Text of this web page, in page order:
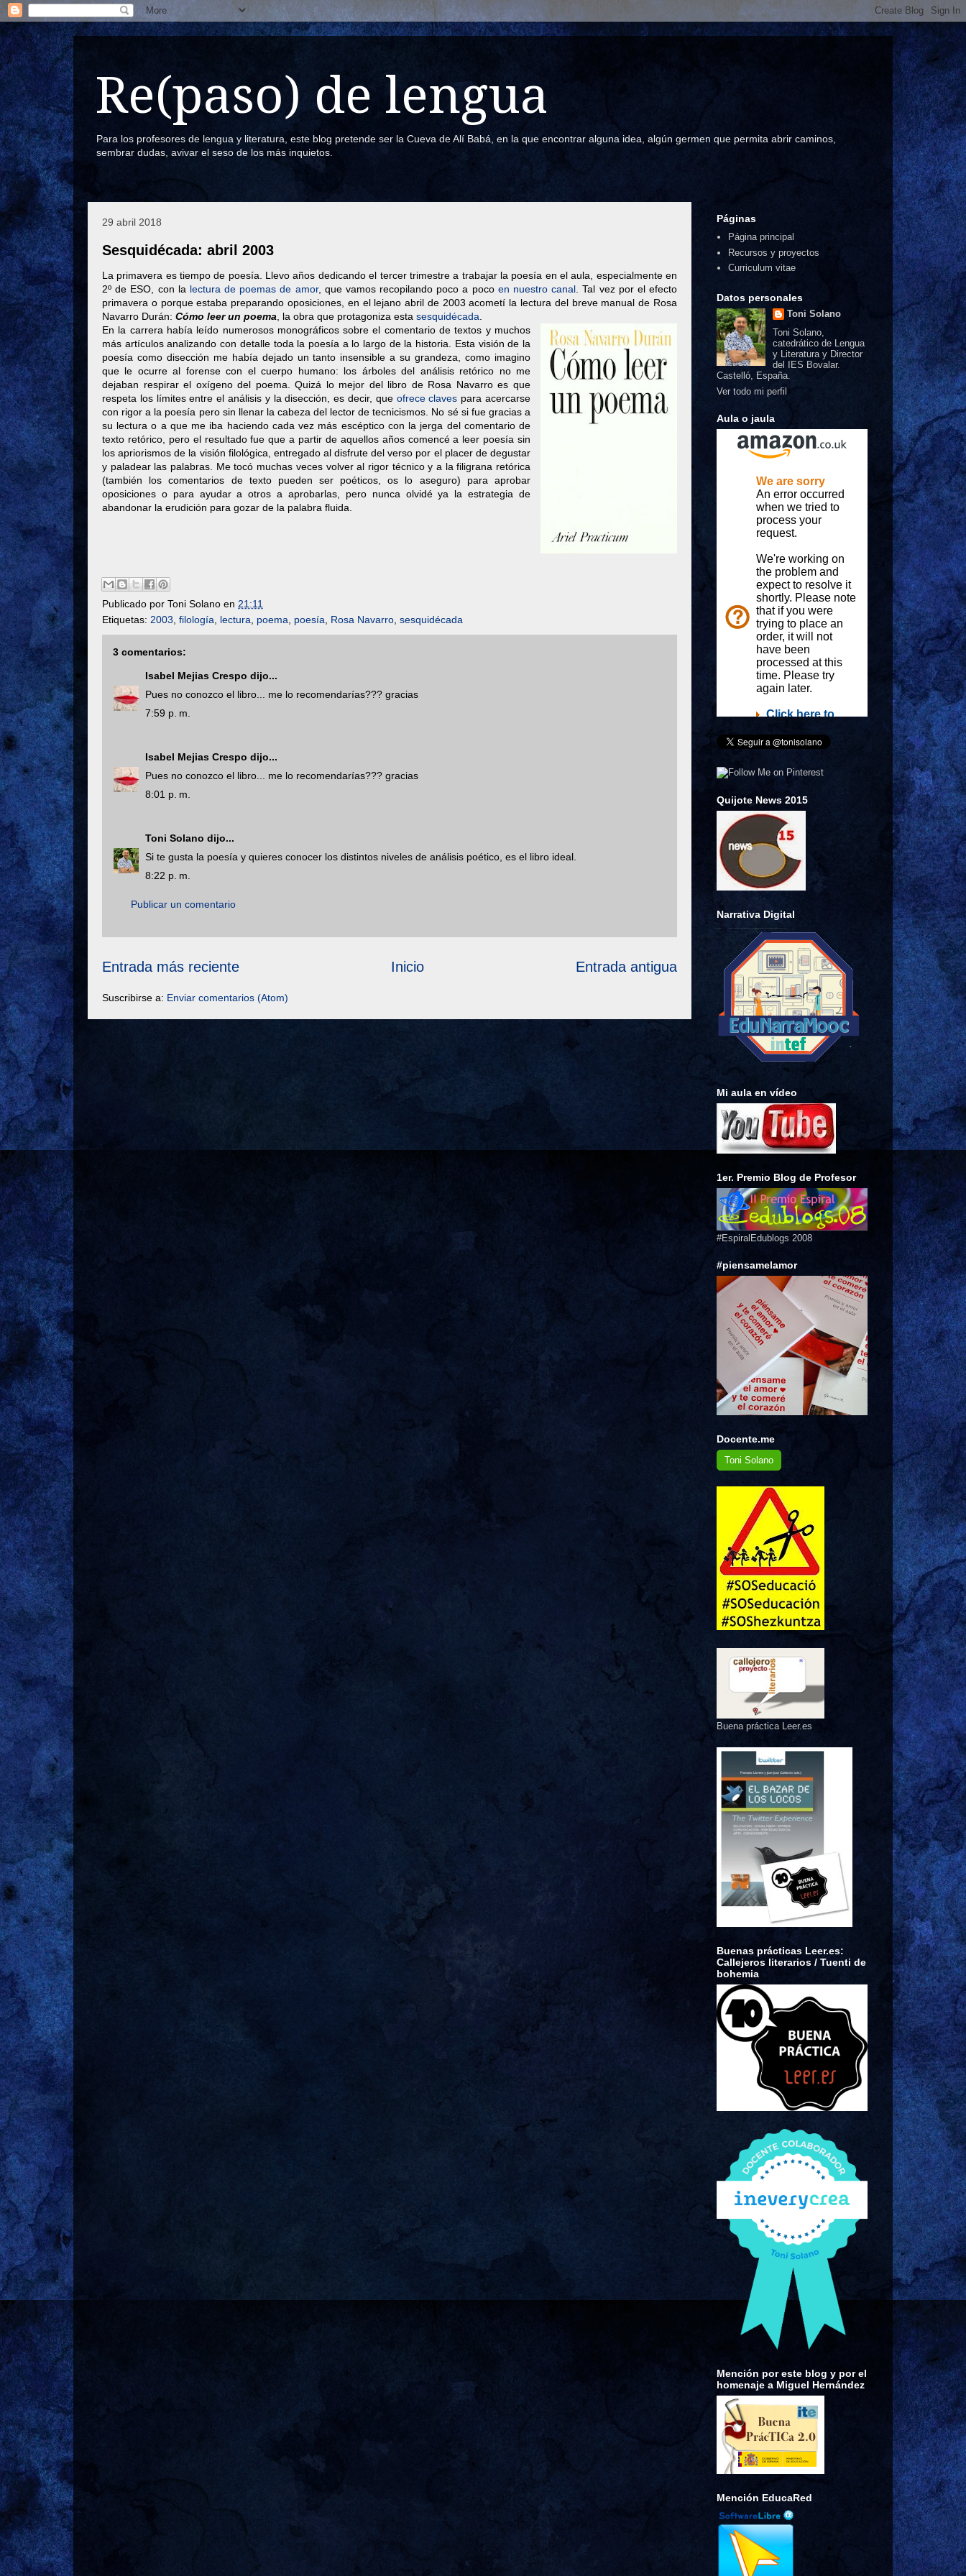
Re(paso) de lengua
Para los profesores de lengua y literatura, este blog pretende ser la Cueva de Alí Babá, en la que encontrar alguna idea, algún germen que permita abrir caminos,
sembrar dudas, avivar el seso de los más inquietos.
29 abril 2018
Sesquidécada: abril 2003
La primavera es tiempo de poesía. Llevo años dedicando el tercer trimestre a trabajar la poesía en el aula, especialmente en
2º de ESO, con la lectura de poemas de amor, que vamos recopilando poco a poco en nuestro canal . Tal vez por el efecto
primavera o porque estaba preparando oposiciones, en el lejano abril de 2003 acometí la lectura del breve manual de Rosa
Navarro Durán: Cómo leer un poema , la obra que protagoniza esta sesquidécada
En la carrera había leído numerosos monográficos sobre el comentario de textos y muchos
más artículos analizando con detalle toda la poesía a lo largo de la historia. Esta visión de la
poesía como disección me había dejado un tanto insensible a su grandeza, como imagino
que le ocurre al forense con el cuerpo humano: los árboles del análisis retórico no me
dejaban respirar el oxígeno del poema. Quizá lo mejor del libro de Rosa Navarro es que
respeta los límites entre el análisis y la disección, es decir, que ofrece claves para acercarse
con rigor a la poesía pero sin llenar la cabeza del lector de tecnicismos. No sé si fue gracias a
su lectura o a que me iba haciendo cada vez más escéptico con la jerga del comentario de
texto retórico, pero el resultado fue que a partir de aquellos años comencé a leer poesía sin
los apriorismos de la visión filológica, entregado al disfrute del verso por el placer de degustar
y paladear las palabras. Me tocó muchas veces volver al rigor técnico y a la filigrana retórica
(también los comentarios de texto pueden ser poéticos, os lo aseguro) para aprobar
oposiciones o para ayudar a otros a aprobarlas, pero nunca olvidé ya la estrategia de
abandonar la erudición para gozar de la palabra fluida.
Publicado por Toni Solano en 21:11
Etiquetas: 2003 filología lectura poema poesía Rosa Navarro sesquidécada
3 comentarios:
Isabel Mejias Crespo dijo...
Pues no conozco el libro... me lo recomendarías??? gracias
7:59 p. m.
Isabel Mejias Crespo dijo...
Pues no conozco el libro... me lo recomendarías??? gracias
8:01 p. m.
Toni Solano dijo...
Si te gusta la poesía y quieres conocer los distintos niveles de análisis poético, es el libro ideal.
8:22 p. m.
Publicar un comentario
Entrada más reciente Entrada antigua
Inicio
Suscribirse a: Enviar comentarios (Atom)
Páginas
Página principal
Recursos y proyectos
Curriculum vitae
Datos personales
Toni Solano
Toni Solano,
catedrático de Lengua
y Literatura y Director
del IES Bovalar.
Castelló, España.
Ver todo mi perfil
Aula o jaula
Quijote News 2015
Narrativa Digital
Mi aula en vídeo
1er. Premio Blog de Profesor
#EspiralEdublogs 2008
#piensamelamor
Docente.me
Toni Solano
Buena práctica Leer.es
Buenas prácticas Leer.es:
Callejeros literarios / Tuenti de
bohemia
Mención por este blog y por el
homenaje a Miguel Hernández
Mención EducaRed